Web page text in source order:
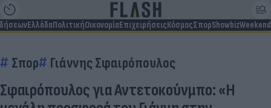
ΕλλάδαΠολιτικήΟικονομίαΕπιχειρήσειςΚόσμοςΣπορShowbizWeekend
Σπορ Γιάννης Σφαιρόπουλος
Σφαιρόπουλος για Αντετοκούνμπο: «Η